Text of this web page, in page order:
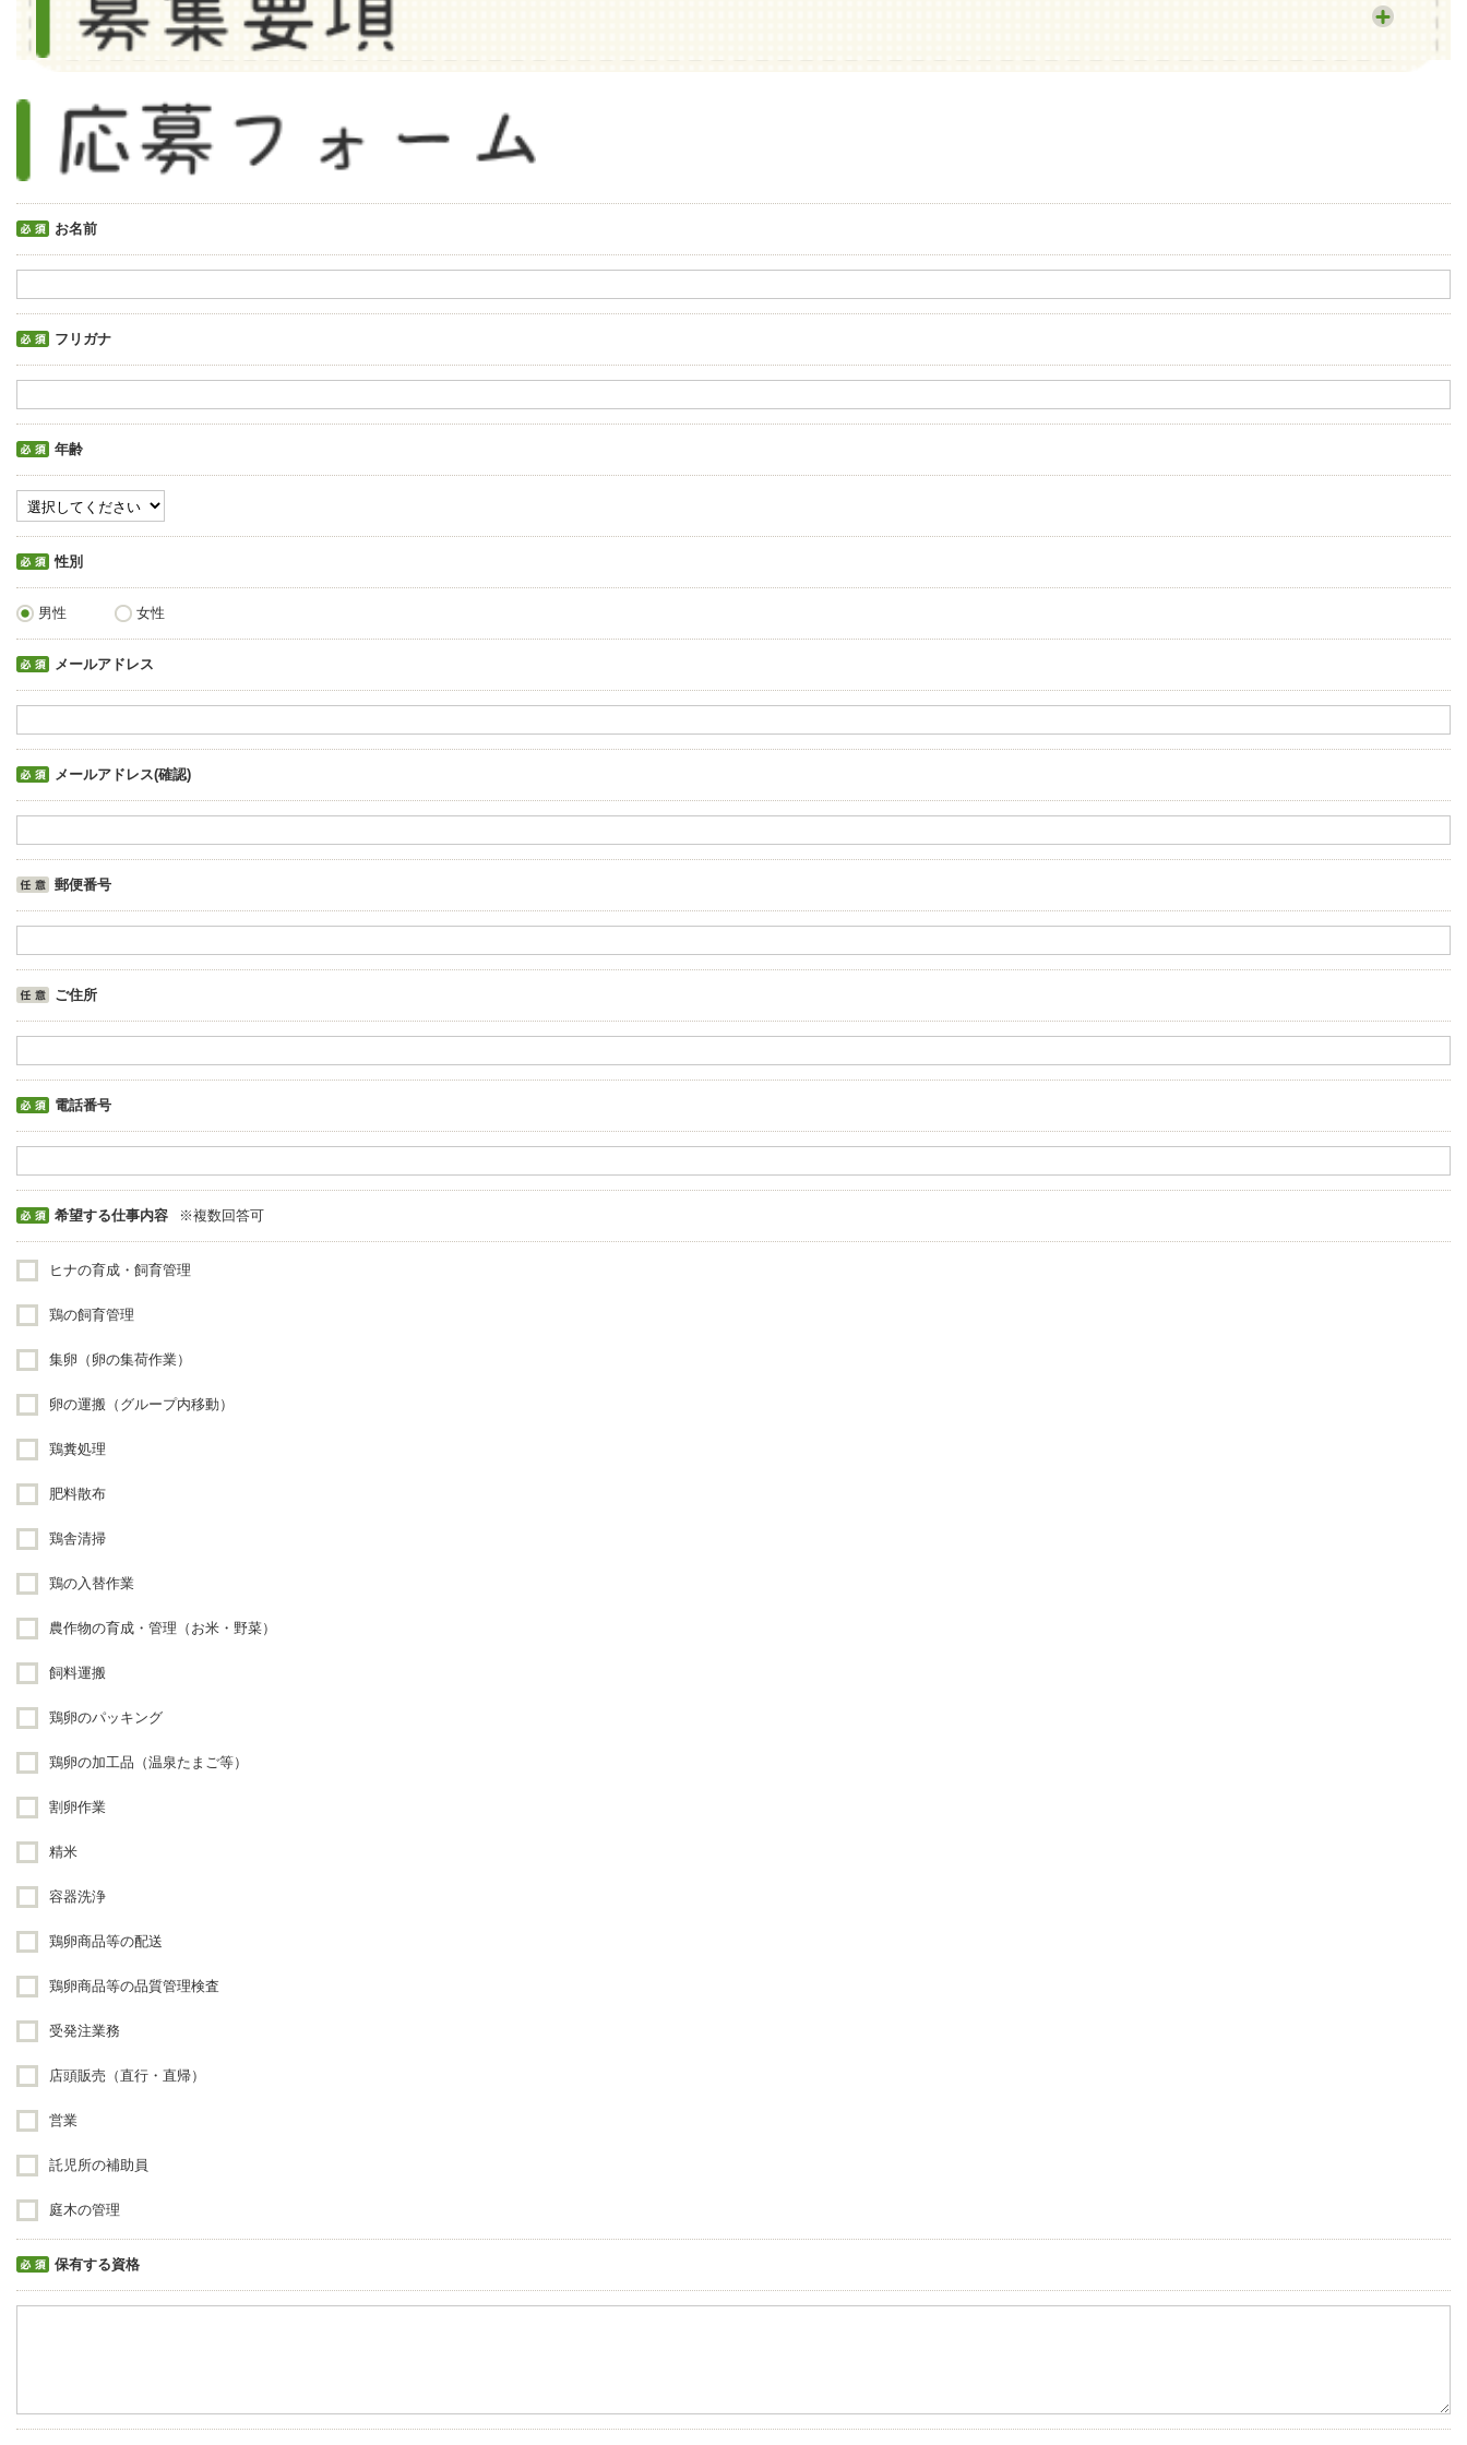
お名前
フリガナ
年齢
性別
男性 女性
メールアドレス
メールアドレス(確認)
郵便番号
ご住所
電話番号
希望する仕事内容 ※複数回答可
ヒナの育成・飼育管理
鶏の飼育管理
集卵（卵の集荷作業）
卵の運搬（グループ内移動）
鶏糞処理
肥料散布
鶏舎清掃
鶏の入替作業
農作物の育成・管理（お米・野菜）
飼料運搬
鶏卵のパッキング
鶏卵の加工品（温泉たまご等）
割卵作業
精米
容器洗浄
鶏卵商品等の配送
鶏卵商品等の品質管理検査
受発注業務
店頭販売（直行・直帰）
営業
託児所の補助員
庭木の管理
保有する資格